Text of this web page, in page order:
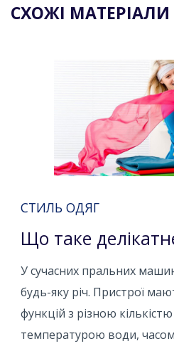
СХОЖІ МАТЕРІАЛИ
СТИЛЬ ОДЯГ
Що таке
У сучасних пральних
будь-яку річ. Пристрої
функцій з різною
температурою води,